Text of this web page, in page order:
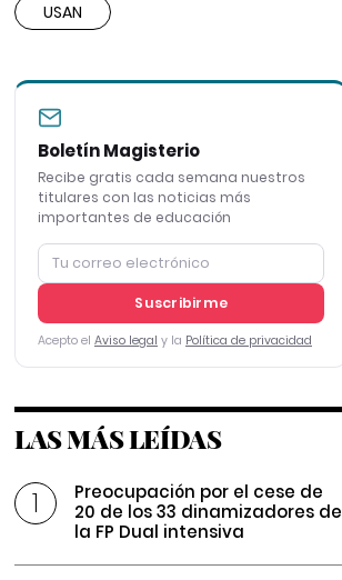
USAN
Boletín Magisterio
Recibe gratis cada semana nuestros
titulares con las noticias más
importantes de educación
Suscribirme
Acepto el Aviso legal y la Política de privacidad
LAS MÁS LEÍDAS
Preocupación por el cese de
20 de los 33 dinamizadores de
la FP Dual intensiva